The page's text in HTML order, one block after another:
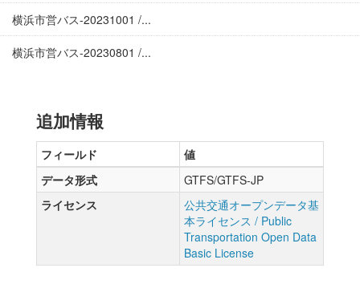
横浜市営バス-20231001 /...
横浜市営バス-20230801 /...
追加情報
フィールド
値
データ形式
GTFS/GTFS-JP
ライセンス
公共交通オープンデータ基
本ライセンス / Public
Transportation Open Data
Basic License